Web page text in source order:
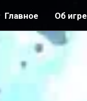
Главное Об игре